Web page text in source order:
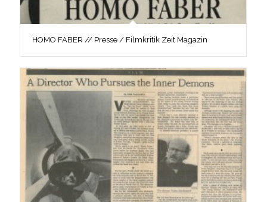
HOMO FABER // Presse / Filmkritik Zeit Magazin